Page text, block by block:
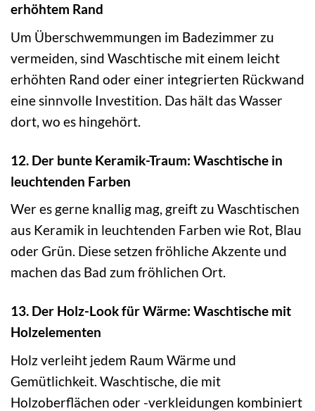
erhöhtem Rand
Um Überschwemmungen im Badezimmer zu
vermeiden, sind Waschtische mit einem leicht
erhöhten Rand oder einer integrierten Rückwand
eine sinnvolle Investition. Das hält das Wasser
dort, wo es hingehört.
12. Der bunte Keramik-Traum: Waschtische in
leuchtenden Farben
Wer es gerne knallig mag, greift zu Waschtischen
aus Keramik in leuchtenden Farben wie Rot, Blau
oder Grün. Diese setzen fröhliche Akzente und
machen das Bad zum fröhlichen Ort.
13. Der Holz-Look für Wärme: Waschtische mit
Holzelementen
Holz verleiht jedem Raum Wärme und
Gemütlichkeit. Waschtische, die mit
Holzoberflächen oder -verkleidungen kombiniert